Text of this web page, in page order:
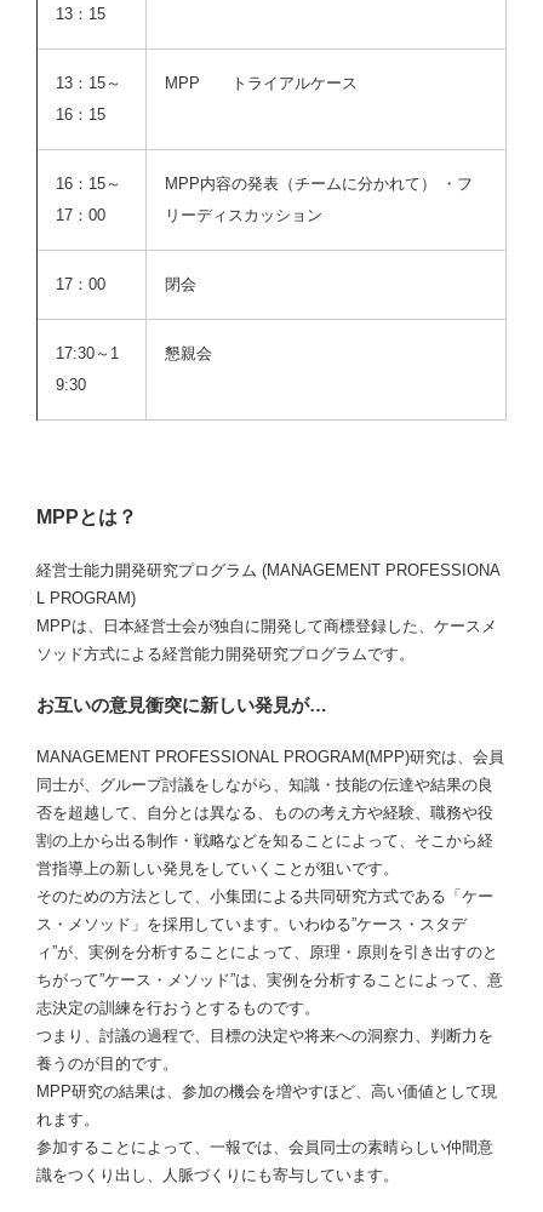
13：15
13：15～
16：15
MPP トライアルケース
16：15～
17：00
MPP内容の発表（チームに分かれて） ・フ
リーディスカッション
17：00 閉会
17:30～1
9:30
懇親会
MPPとは？
経営士能力開発研究プログラム (MANAGEMENT PROFESSIONA
L PROGRAM)
MPPは、日本経営士会が独自に開発して商標登録した、ケースメ
ソッド方式による経営能力開発研究プログラムです。
お互いの意見衝突に新しい発見が…
MANAGEMENT PROFESSIONAL PROGRAM(MPP)研究は、会員
同士が、グループ討議をしながら、知識・技能の伝達や結果の良
否を超越して、自分とは異なる、ものの考え方や経験、職務や役
割の上から出る制作・戦略などを知ることによって、そこから経
営指導上の新しい発見をしていくことが狙いです。
そのための方法として、小集団による共同研究方式である「ケー
ス・メソッド」を採用しています。いわゆる”ケース・スタデ
ィ”が、実例を分析することによって、原理・原則を引き出すのと
ちがって”ケース・メソッド”は、実例を分析することによって、意
志決定の訓練を行おうとするものです。
つまり、討議の過程で、目標の決定や将来への洞察力、判断力を
養うのが目的です。
MPP研究の結果は、参加の機会を増やすほど、高い価値として現
れます。
参加することによって、一報では、会員同士の素晴らしい仲間意
識をつくり出し、人脈づくりにも寄与しています。